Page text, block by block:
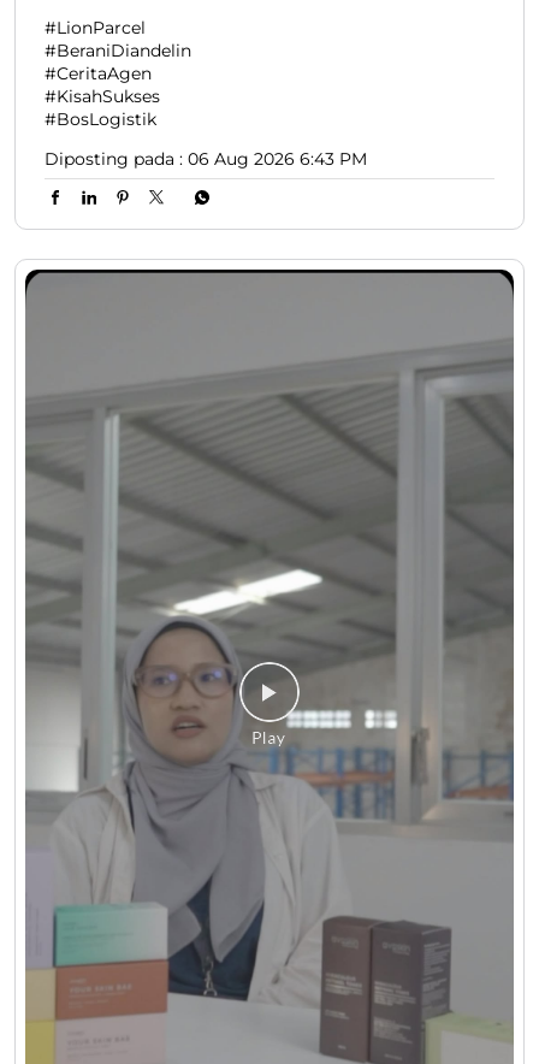
#LionParcel
#BeraniDiandelin
#CeritaAgen
#KisahSukses
#BosLogistik
Diposting pada : 06 Aug 2026 6:43 PM